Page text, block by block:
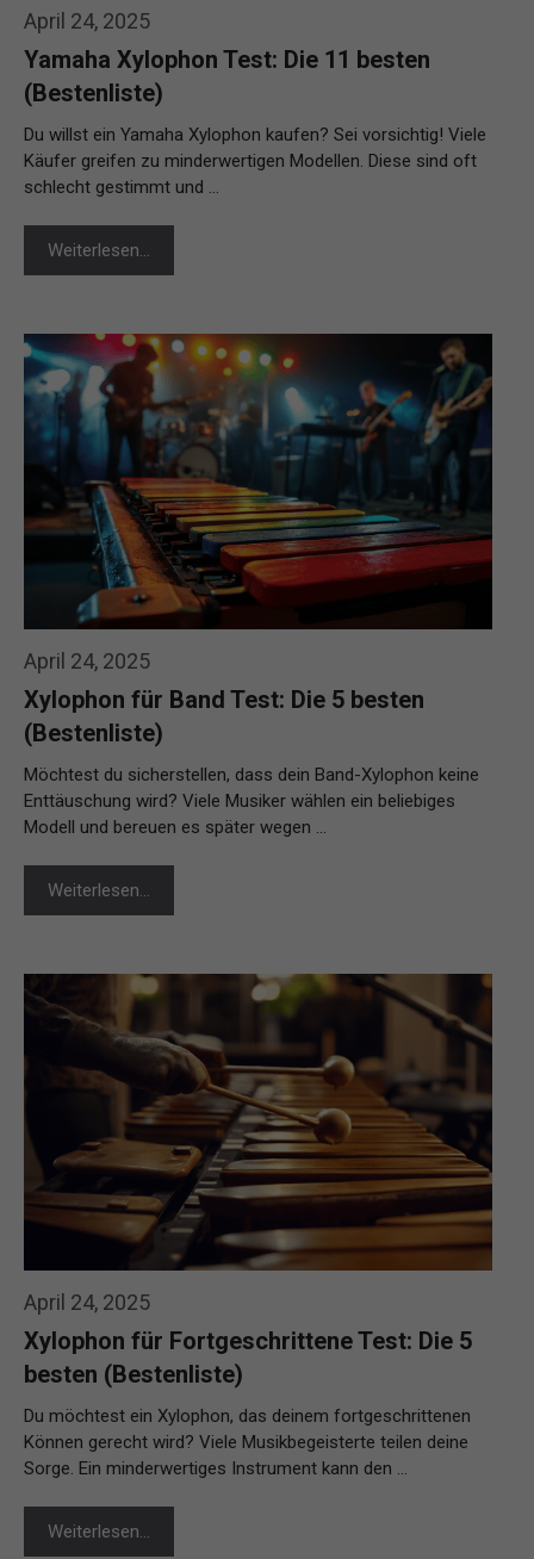
April 24, 2025
Yamaha Xylophon Test: Die 11 besten
(Bestenliste)
Du willst ein Yamaha Xylophon kaufen? Sei vorsichtig! Viele
Käufer greifen zu minderwertigen Modellen. Diese sind oft
schlecht gestimmt und …
Weiterlesen…
April 24, 2025
Xylophon für Band Test: Die 5 besten
(Bestenliste)
Möchtest du sicherstellen, dass dein Band-Xylophon keine
Enttäuschung wird? Viele Musiker wählen ein beliebiges
Modell und bereuen es später wegen …
Weiterlesen…
April 24, 2025
Xylophon für Fortgeschrittene Test: Die 5
besten (Bestenliste)
Du möchtest ein Xylophon, das deinem fortgeschrittenen
Können gerecht wird? Viele Musikbegeisterte teilen deine
Sorge. Ein minderwertiges Instrument kann den …
Weiterlesen…